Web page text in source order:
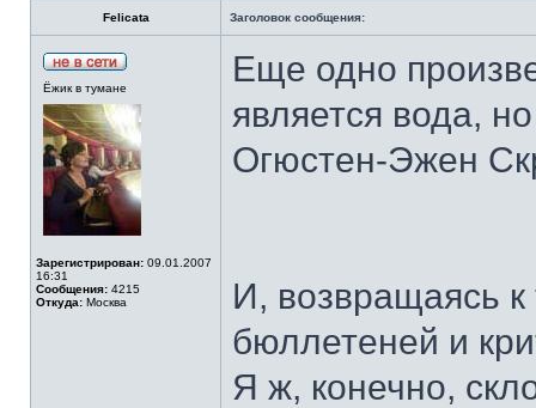
Felicata Заголовок сообщения:
Ёжик в тумане
Зарегистрирован: 09.01.2007
16:31
Сообщения: 4215
Откуда: Москва
Еще одно
является вода,
Огюстен-Эжен
И, возвращаясь
бюллетеней и
Я ж, конечно,